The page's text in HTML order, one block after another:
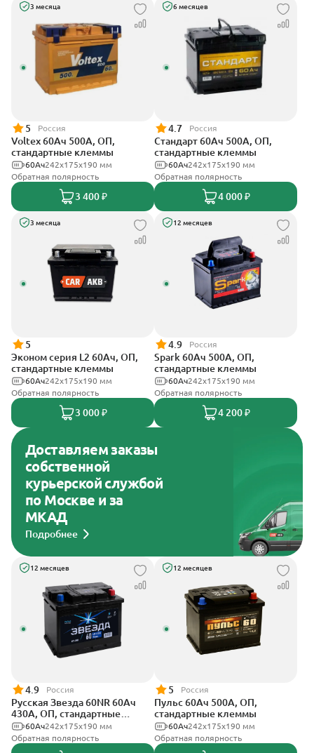
3 месяца
5 Россия
Voltex 60Ач 500А, ОП,
стандартные клеммы
242х175х190 мм
60Ач
Обратная полярность
3 400 ₽
6 месяцев
4.7 Россия
Стандарт 60Ач 500А, ОП,
стандартные клеммы
242x175x190 мм
60Ач
Обратная полярность
4 000 ₽
3 месяца
5
Эконом серия L2 60Ач, ОП,
стандартные клеммы
242х175х190 мм
60Ач
Обратная полярность
3 000 ₽
12 месяцев
4.9 Россия
Spark 60Ач 500А, ОП,
стандартные клеммы
242х175х190 мм
60Ач
Обратная полярность
4 200 ₽
Доставляем заказы
собственной
курьерской службой
по Москве и за
МКАД
Подробнее
12 месяцев
4.9 Россия
Русская Звезда 60NR 60Ач
430А, ОП, стандартные
клеммы242x175x190 мм
60Ач
Обратная полярность
12 месяцев
5 Россия
Пульс 60Ач 500А, ОП,
стандартные клеммы
242x175x190 мм
60Ач
Обратная полярность